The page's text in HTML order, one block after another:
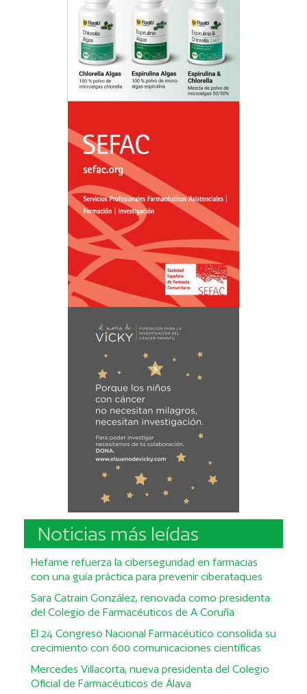
Noticias más leídas
Hefame refuerza la ciberseguridad en farmacias
con una guía práctica para prevenir ciberataques
Sara Catrain González, renovada como presidenta
del Colegio de Farmacéuticos de A Coruña
El 24 Congreso Nacional Farmacéutico consolida su
crecimiento con 600 comunicaciones científicas
Mercedes Villacorta, nueva presidenta del Colegio
Oficial de Farmacéuticos de Álava